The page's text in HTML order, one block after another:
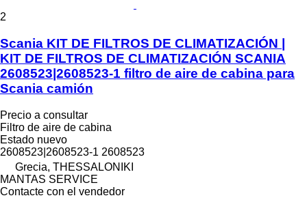
2
Scania KIT DE FILTROS DE CLIMATIZACIÓN |
KIT DE FILTROS DE CLIMATIZACIÓN SCANIA
2608523|2608523-1 filtro de aire de cabina para
Scania camión
Precio a consultar
Filtro de aire de cabina
Estado nuevo
2608523|2608523-1 2608523
Grecia, THESSALONIKI
MANTAS SERVICE
Contacte con el vendedor